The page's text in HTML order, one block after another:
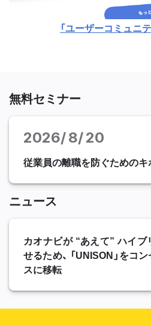
無料セミナー
2026 8 20
従業員の離職を防ぐためのキ
ニュース
カオナビが “あえて” ハイ
せるため、 「UNISON」をコ
スに移転
「ユーザーコミュニ